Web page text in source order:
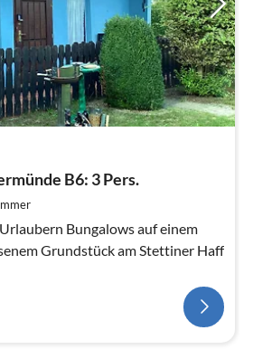
B6: 3 Pers.
Bungalows auf einem
Grundstück am Stettiner Haff